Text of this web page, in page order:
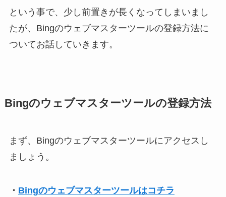
という事で、少し前置きが長くなってしまいまし
たが、Bingのウェブマスターツールの登録方法に
ついてお話していきます。
Bingのウェブマスターツールの登録方法
まず、Bingのウェブマスターツールにアクセスし
ましょう。
・ Bingのウェブマスターツールはコチラ